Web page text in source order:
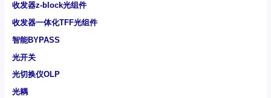
收发器z-block光组件
收发器一体化TFF光组件
智能BYPASS
光开关
光切换仪OLP
光耦